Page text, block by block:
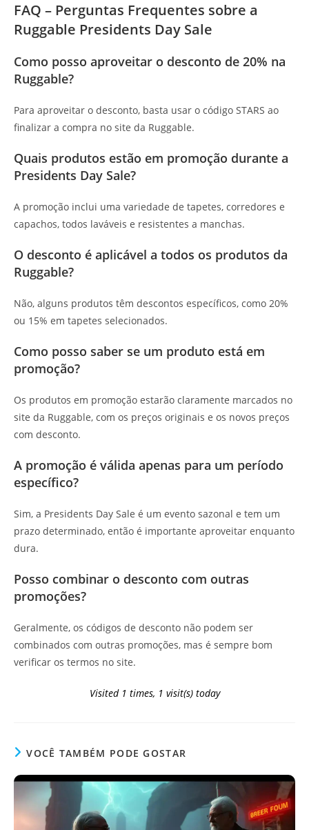
FAQ – Perguntas Frequentes sobre a
Ruggable Presidents Day Sale
Como posso aproveitar o desconto de 20% na
Ruggable?
Para aproveitar o desconto, basta usar o código STARS ao
finalizar a compra no site da Ruggable.
Quais produtos estão em promoção durante a
Presidents Day Sale?
A promoção inclui uma variedade de tapetes, corredores e
capachos, todos laváveis e resistentes a manchas.
O desconto é aplicável a todos os produtos da
Ruggable?
Não, alguns produtos têm descontos específicos, como 20%
ou 15% em tapetes selecionados.
Como posso saber se um produto está em
promoção?
Os produtos em promoção estarão claramente marcados no
site da Ruggable, com os preços originais e os novos preços
com desconto.
A promoção é válida apenas para um período
específico?
Sim, a Presidents Day Sale é um evento sazonal e tem um
prazo determinado, então é importante aproveitar enquanto
dura.
Posso combinar o desconto com outras
promoções?
Geralmente, os códigos de desconto não podem ser
combinados com outras promoções, mas é sempre bom
verificar os termos no site.
Visited 1 times, 1 visit(s) today
VOCÊ TAMBÉM PODE GOSTAR